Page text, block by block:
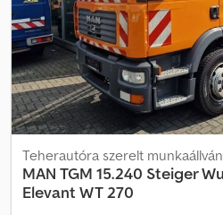
Teherautóra szerelt
MAN TGM 15.240 Steiger
Elevant WT 270